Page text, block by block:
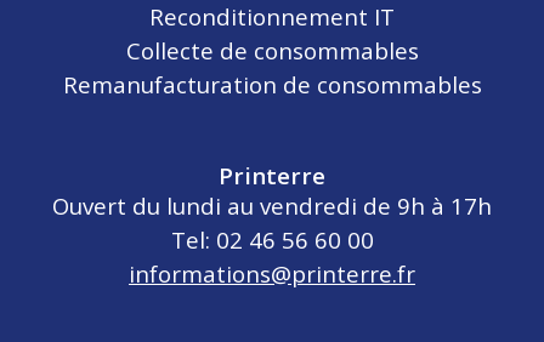
Reconditionnement IT
Collecte de consommables
Remanufacturation de consommables
Printerre
Ouvert du lundi au vendredi de 9h à 17h
Tel: 02 46 56 60 00
informations@printerre.fr